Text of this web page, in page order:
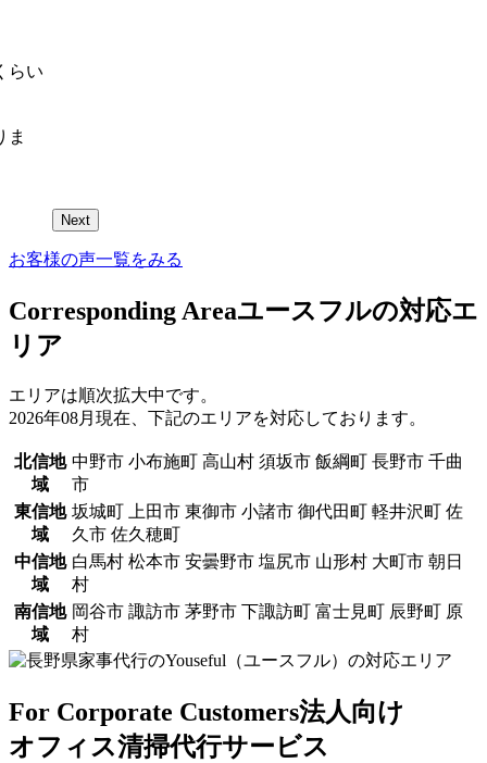
らい
ま
Next
お客様の声一覧をみる
Corresponding Areaユースフルの対応エ
リア
エリアは順次拡大中です。
2026年08月現在、下記のエリアを対応しております。
北信地
域
中野市 小布施町 高山村 須坂市 飯綱町 長野市 千曲
市
東信地
域
坂城町 上田市 東御市 小諸市 御代田町 軽井沢町 佐
久市 佐久穂町
中信地
域
白馬村 松本市 安曇野市 塩尻市 山形村 大町市 朝日
村
南信地
域
岡谷市 諏訪市 茅野市 下諏訪町 富士見町 辰野町 原
村
For Corporate Customers法人向け
オフィス清掃代行サービス